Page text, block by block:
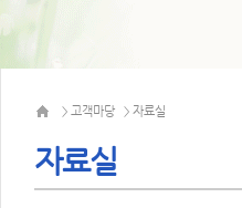
> 고객마당 > 자료실
자료실